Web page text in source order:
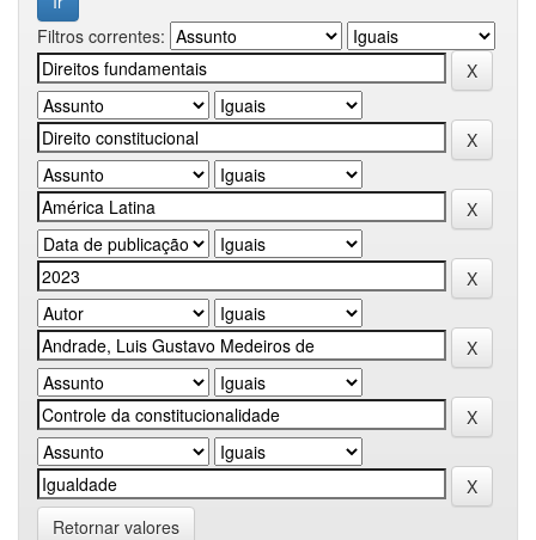
Filtros correntes:
Retornar valores